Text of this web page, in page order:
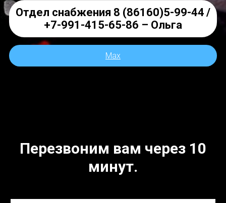
Отдел снабжения 8 (86160)5-99-44 /
+7-991-415-65-86 – Ольга
Max
Перезвоним вам через 10
минут.